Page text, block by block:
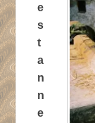
e
s
t
a
n
n
e